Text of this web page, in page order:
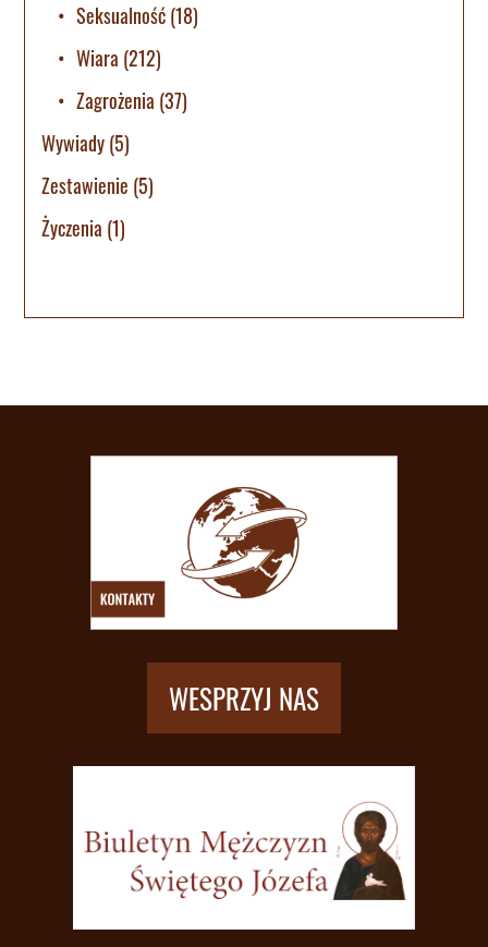
Seksualność(18)
Wiara (212)
Zagrożenia (37)
Wywiady(5)
Zestawienie (5)
Życzenia (1)
WESPRZYJ NAS